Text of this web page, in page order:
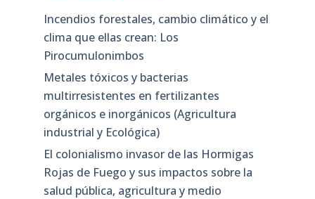
Incendios forestales, cambio climático y el
clima que ellas crean: Los
Pirocumulonimbos
Metales tóxicos y bacterias
multirresistentes en fertilizantes
orgánicos e inorgánicos (Agricultura
industrial y Ecológica)
El colonialismo invasor de las Hormigas
Rojas de Fuego y sus impactos sobre la
salud pública, agricultura y medio